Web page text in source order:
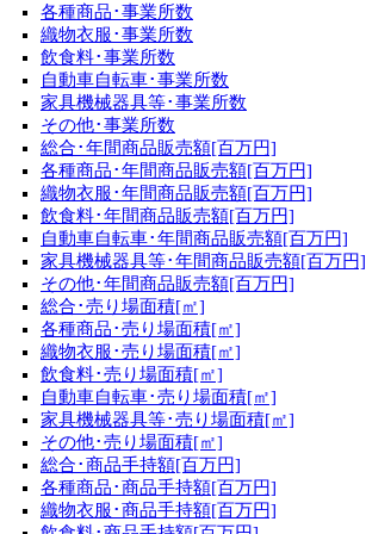
各種商品･事業所数
織物衣服･事業所数
飲食料･事業所数
自動車自転車･事業所数
家具機械器具等･事業所数
その他･事業所数
総合･年間商品販売額[百万円]
各種商品･年間商品販売額[百万円]
織物衣服･年間商品販売額[百万円]
飲食料･年間商品販売額[百万円]
自動車自転車･年間商品販売額[百万円]
家具機械器具等･年間商品販売額[百万円]
その他･年間商品販売額[百万円]
総合･売り場面積[㎡]
各種商品･売り場面積[㎡]
織物衣服･売り場面積[㎡]
飲食料･売り場面積[㎡]
自動車自転車･売り場面積[㎡]
家具機械器具等･売り場面積[㎡]
その他･売り場面積[㎡]
総合･商品手持額[百万円]
各種商品･商品手持額[百万円]
織物衣服･商品手持額[百万円]